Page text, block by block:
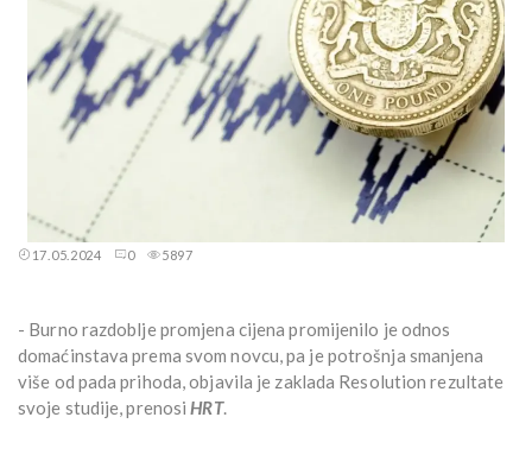
17.05.2024 0 5897
- Burno razdoblje promjena cijena promijenilo je odnos
domaćinstava prema svom novcu, pa je potrošnja smanjena
više od pada prihoda, objavila je zaklada Resolution rezultate
svoje studije, prenosiHRT.